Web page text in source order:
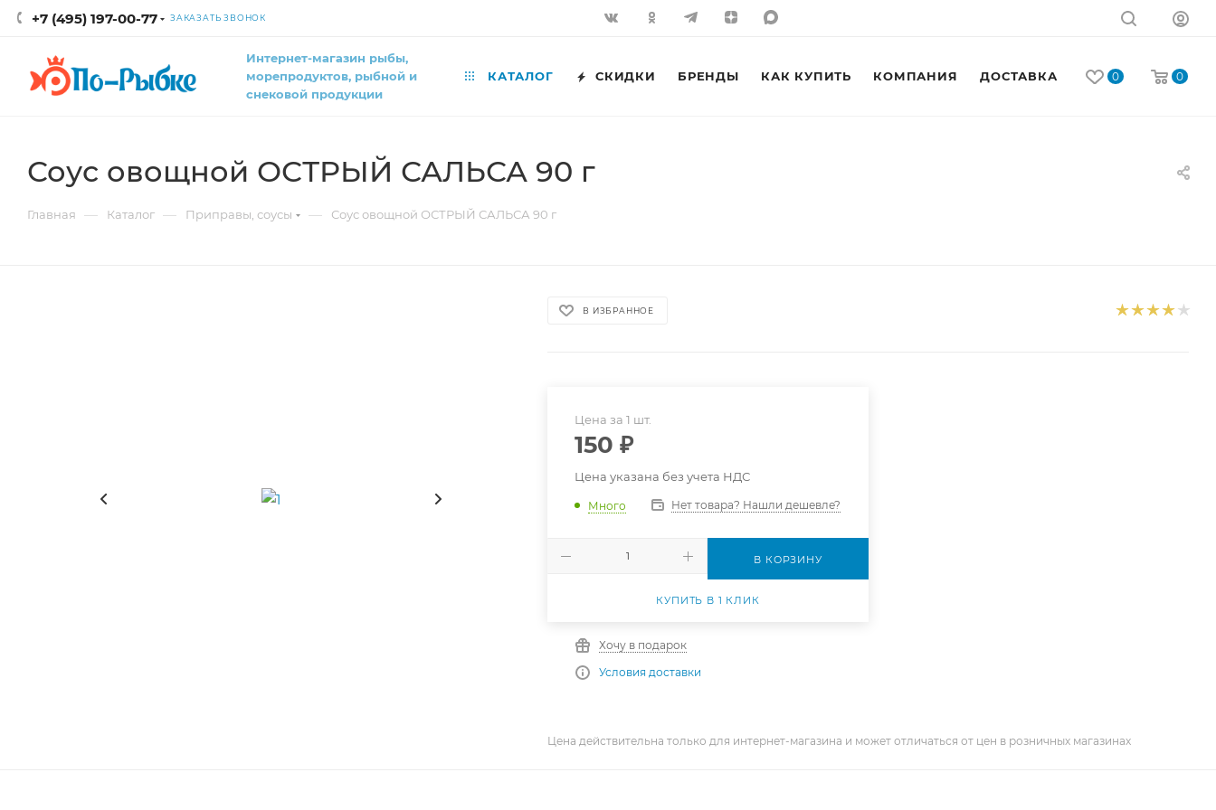
+7 (495) 197-00-77 ЗАКАЗАТЬ ЗВОНОК
0 0
Интернет-магазин рыбы,
морепродуктов, рыбной и
снековой продукции
КАТАЛОГ СКИДКИ БРЕНДЫ КАК КУПИТЬ КОМПАНИЯ ДОСТАВКА КОНТАКТЫ
Соус овощной ОСТРЫЙ САЛЬСА 90 г
Главная — Каталог — Приправы, соусы — Соус овощной ОСТРЫЙ САЛЬСА 90 г
В ИЗБРАННОЕ
Цена за 1 шт.
150 ₽
Цена указана без учета НДС
Много Нет товара? Нашли дешевле?
В КОРЗИНУ
КУПИТЬ В 1 КЛИК
Хочу в подарок
Условия доставки
Цена действительна только для интернет-магазина и может отличаться от цен в розничных магазинах